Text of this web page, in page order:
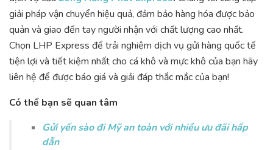
giải pháp vận chuyển hiệu quả, đảm bảo hàng hóa được bảo
quản và giao đến tay người nhận với chất lượng cao nhất.
Chọn LHP Express để trải nghiệm dịch vụ gửi hàng quốc tế
tiện lợi và tiết kiệm nhất cho cá khô và mực khô của bạn hãy
liên hệ để được báo giá và giải đáp thắc mắc của bạn!
Có thể bạn sẽ quan tâm
Gửi yến sào đi Mỹ an toàn với nhiều ưu đãi hấp
dẫn